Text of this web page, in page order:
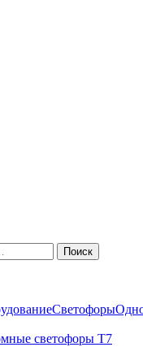
Поиск
Светофоры
светофоры Т7